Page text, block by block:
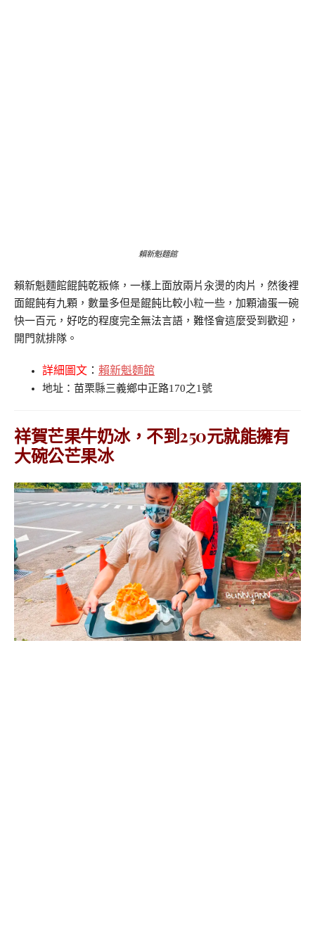
賴新魁麵館
賴新魁麵館餛飩乾粄條，一樣上面放兩片汆燙的肉片，然後裡
面餛飩有九顆，數量多但是餛飩比較小粒一些，加顆滷蛋一碗
快一百元，好吃的程度完全無法言語，難怪會這麼受到歡迎，
開門就排隊。
詳細圖文 ： 賴新魁麵館
地址：苗栗縣三義鄉中正路170之1號
祥賀芒果牛奶冰，不到250元就能擁有
大碗公芒果冰